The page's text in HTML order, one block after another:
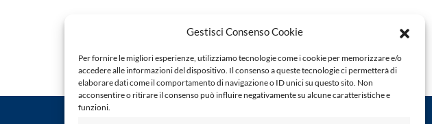
Gestisci Consenso Cookie
Per fornire le migliori esperienze, utilizziamo tecnologie come i cookie per memorizzare e/o
accedere alle informazioni del dispositivo. Il consenso a queste tecnologie ci permetterà di
elaborare dati come il comportamento di navigazione o ID unici su questo sito. Non
acconsentire o ritirare il consenso può influire negativamente su alcune caratteristiche e
funzioni.